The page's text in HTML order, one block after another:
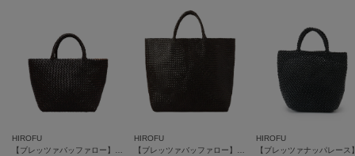
HIROFU
【ブレッツァバッファロー】レザーメッシュトートバッグ S 本革 ステッチ（商品番号：P25-30416）
HIROFU
【ブレッツァバッファロー】レザーメッシュトートバッグ LL 本革 ステッチ（商品番号：P25-30509）
HIROFU